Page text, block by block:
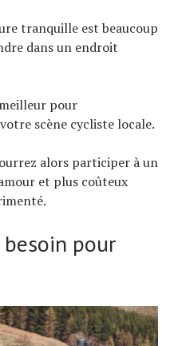
tranquille est beaucoup
dans un endroit
pour
scène cycliste locale.
alors participer à un
et plus coûteux
pour